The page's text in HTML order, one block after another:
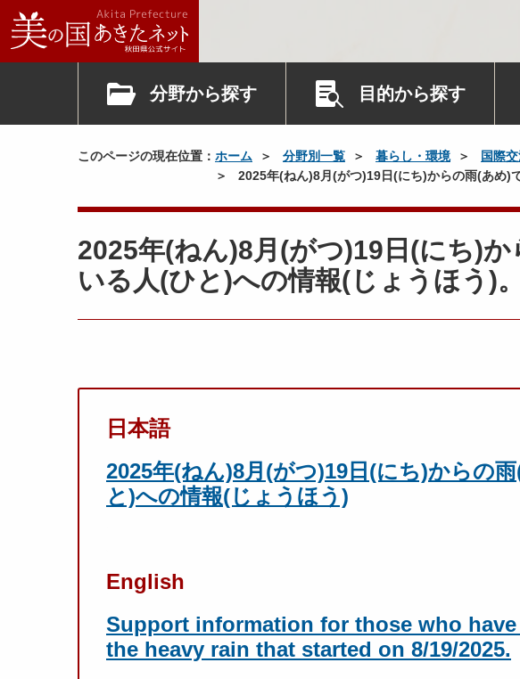
分野から探す 目的から探す
このページの現在位置： ホーム 分野別一覧 暮らし・環境 国際
2025年(ねん)8月(がつ)19日(にち)からの雨(あめ)
2025年(ねん)8月(がつ)19日(にち)
いる人(ひと)への情報(じょうほう)。
日本語
2025年(ねん)8月(がつ)19日(にち)からの
と)への情報(じょうほう)
English
Support information for those who
the heavy rain that started on 8/19/2025.